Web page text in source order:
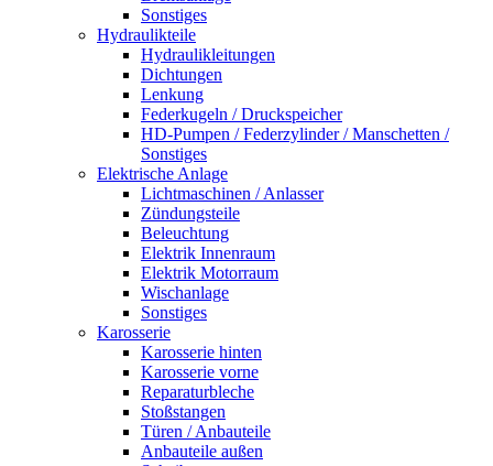
Sonstiges
Hydraulikteile
Hydraulikleitungen
Dichtungen
Lenkung
Federkugeln / Druckspeicher
HD-Pumpen / Federzylinder / Manschetten /
Sonstiges
Elektrische Anlage
Lichtmaschinen / Anlasser
Zündungsteile
Beleuchtung
Elektrik Innenraum
Elektrik Motorraum
Wischanlage
Sonstiges
Karosserie
Karosserie hinten
Karosserie vorne
Reparaturbleche
Stoßstangen
Türen / Anbauteile
Anbauteile außen